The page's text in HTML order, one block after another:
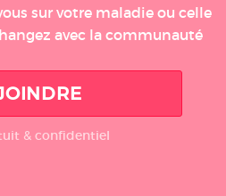
sur votre maladie ou celle
avec la communauté
& confidentiel